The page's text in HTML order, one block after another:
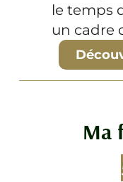
le temps
un cadre
Ma